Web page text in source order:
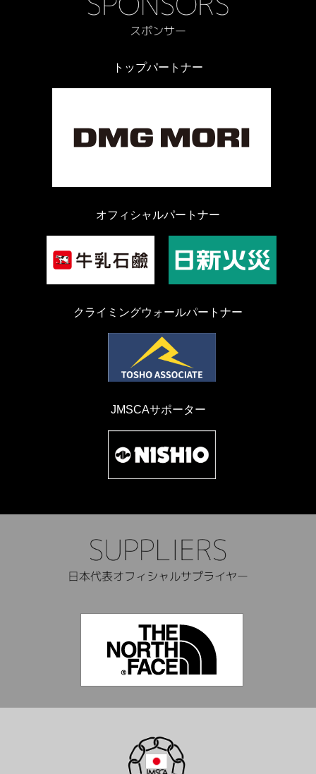
トップパートナー
オフィシャルパートナー
クライミングウォールパートナー
JMSCAサポーター